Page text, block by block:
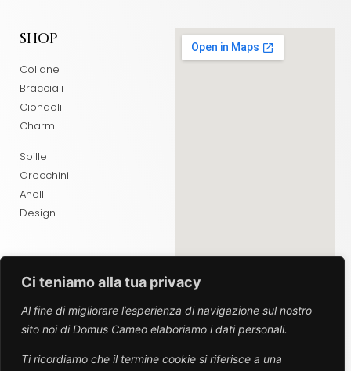
Ci teniamo alla tua privacy
Al fine di migliorare l’esperienza di navigazione sul nostro
sito noi di Domus Cameo elaboriamo i dati personali.
Ti ricordiamo che il termine cookie si riferisce a una
SHOP
Collane
Bracciali
Ciondoli
Charm
Spille
Orecchini
Anelli
Design
ABOUT
Contatti